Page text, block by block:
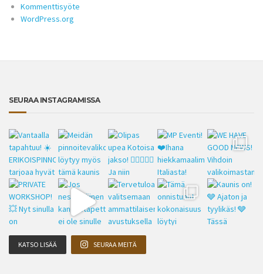
Kommenttisyöte
WordPress.org
SEURAA INSTAGRAMISSA
KATSO LISÄÄ SEURAA MEITÄ